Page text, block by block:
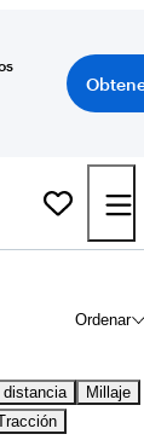
Ordenar
Millaje